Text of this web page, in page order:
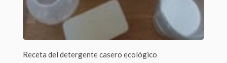
Receta del detergente casero ecológico